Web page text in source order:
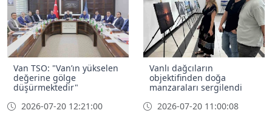
Van TSO: "Van’ın yükselen
değerine gölge
düşürmektedir"
2026-07-20 12:21:00
Vanlı dağcıların
objektifinden doğa
manzaraları sergilendi
2026-07-20 11:00:08